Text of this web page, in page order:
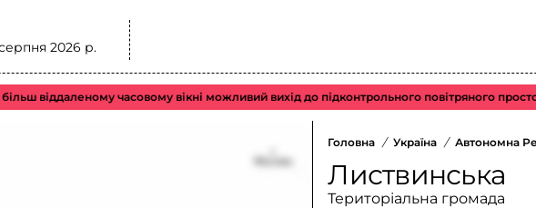
2026 р.
часовому вікні можливий вихід до підконтрольного повітряного простору
Головна / Україна / Автономна
Листвинська
Територіальна громада